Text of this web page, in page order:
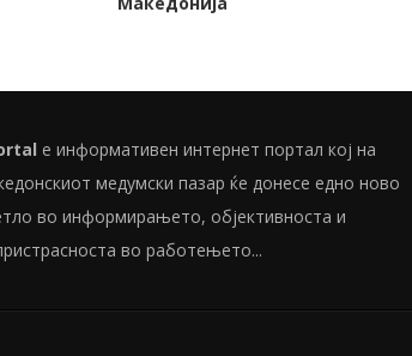
е информативен интернет портал кој на
медумски пазар ќе донесе едно ново
во информирањето, објективноста и
во работењето...